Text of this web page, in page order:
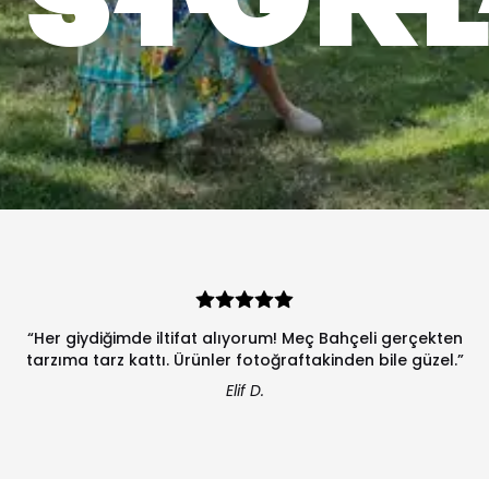
“Her giydiğimde iltifat alıyorum! Meç Bahçeli gerçekten
tarzıma tarz kattı. Ürünler fotoğraftakinden bile güzel.”
Elif D.